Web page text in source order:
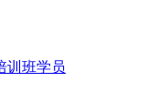
训班学员